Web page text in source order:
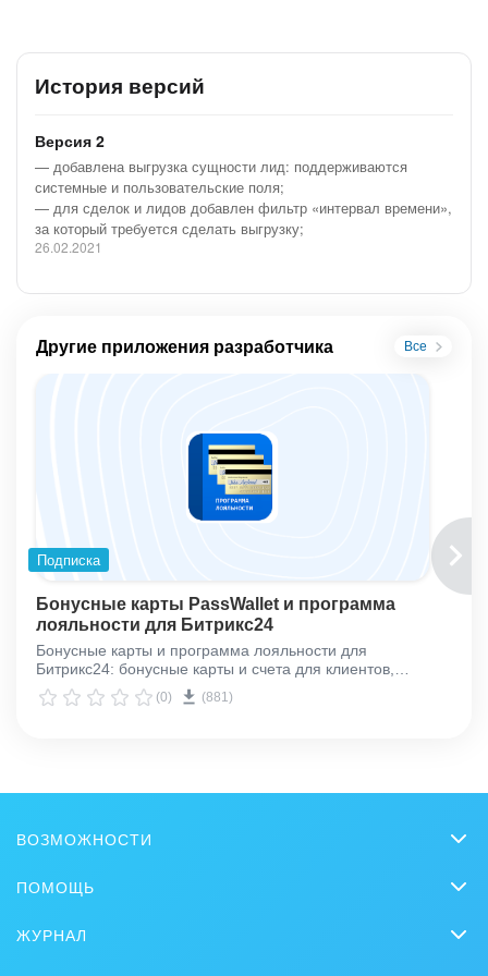
Да, это возможно. Просьба писать наapp@b24.ioс
пометкой «обмен данными с google spreadsheets», мы
свяжемся с вами, согласуем сценарии работы и реализуем
История версий
Версия 2
— добавлена выгрузка сущности лид: поддерживаются
системные и пользовательские поля;
— для сделок и лидов добавлен фильтр «интервал времени»,
за который требуется сделать выгрузку;
26.02.2021
Другие приложения разработчика Все
Подписка
Бонусные карты PassWallet и программа
лояльности для Битрикс24
Бонусные карты и программа лояльности для
Битрикс24: бонусные карты и счета для клиентов,
начисление кэшбэка
(0) (881)
ВОЗМОЖНОСТИ
Онлайн-офис
Видеозвонки HD
ПОМОЩЬ
ЖУРНАЛ